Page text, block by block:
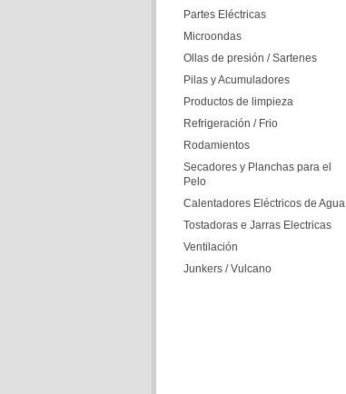
Partes Eléctricas
Microondas
Ollas de presión / Sartenes
Pilas y Acumuladores
Productos de limpieza
Refrigeración / Frio
Rodamientos
Secadores y Planchas para el
Pelo
Calentadores Eléctricos de Agua
Tostadoras e Jarras Electricas
Ventilación
Junkers / Vulcano